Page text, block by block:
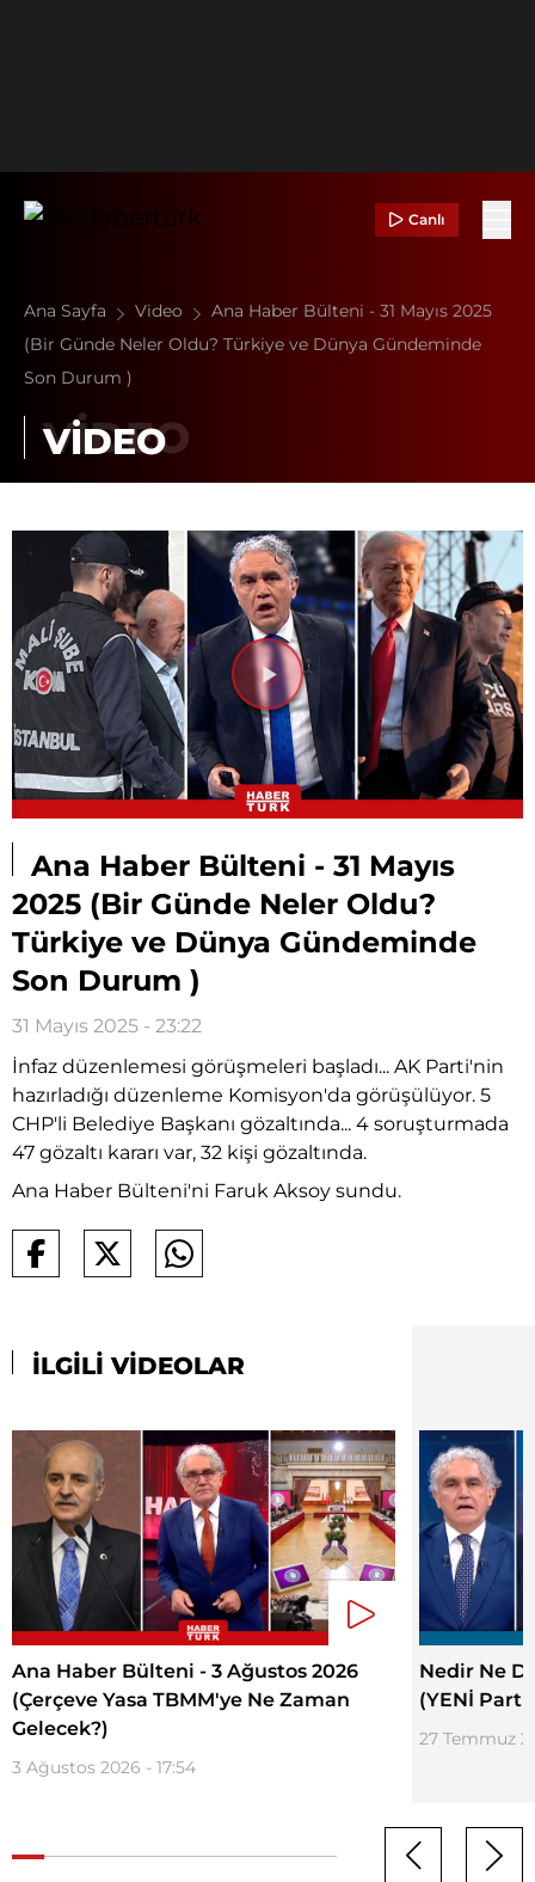
Canlı
Ana Sayfa Video
Ana Haber Bülteni - 31 Mayıs 2025
(Bir Günde Neler Oldu? Türkiye ve Dünya Gündeminde
Son Durum )
VİDEO
Videoyu
Oynat
Ana Haber Bülteni - 31 Mayıs
2025 (Bir Günde Neler Oldu?
Türkiye ve Dünya Gündeminde
Son Durum )
31 Mayıs 2025 - 23:22
İnfaz düzenlemesi görüşmeleri başladı... AK Parti'nin
hazırladığı düzenleme Komisyon'da görüşülüyor. 5
CHP'li Belediye Başkanı gözaltında... 4 soruşturmada
47 gözaltı kararı var, 32 kişi gözaltında.
Ana Haber Bülteni'ni Faruk Aksoy sundu.
İLGİLİ VİDEOLAR
Ana Haber Bülteni - 3 Ağustos 2026
(Çerçeve Yasa TBMM'ye Ne Zaman
Gelecek?)
3 Ağustos 2026 - 17:54
Nedir Ne
(YENİ
27 Temmuz